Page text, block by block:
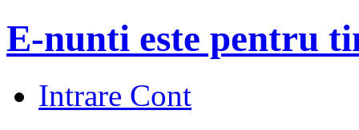
E-nunti este pentru
Intrare Cont